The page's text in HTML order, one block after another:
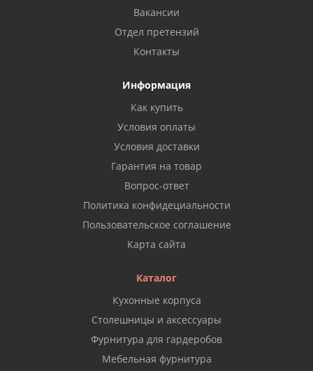
Вакансии
Отдел претензий
Контакты
Информация
Как купить
Условия оплаты
Условия доставки
Гарантия на товар
Вопрос-ответ
Политика конфидециальности
Пользовательское соглашение
Карта сайта
Каталог
Кухонные корпуса
Столешницы и аксессуары
Фурнитура для гардеробов
Мебельная фурнитура